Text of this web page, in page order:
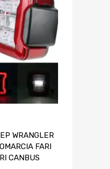
WRANGLER
FARI
CANBUS